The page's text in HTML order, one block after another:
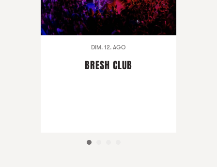
DIM. 12. AGO
BRESH CLUB